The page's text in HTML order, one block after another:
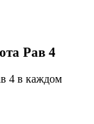
Рав 4
4 в каждом